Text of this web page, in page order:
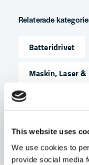
This website uses
We use cookies to
provide social media
Spänning
arbetsstycke "gapar"
Butiken svarade
Hej,
och 120 mm i bredd
mm). Det är den
som den klarar att
Richard Espelund
Butiken svarade
Fråga oss något om
Namn
email
Ja, ni får
Relaterade
Batteridrivet
Maskin, Laser